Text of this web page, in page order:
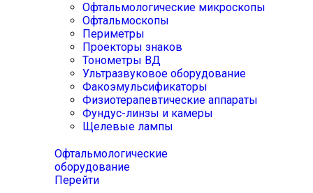
Офтальмологические микроскопы
Офтальмоскопы
Периметры
Проекторы знаков
Тонометры ВД
Ультразвуковое оборудование
Факоэмульсификаторы
Физиотерапевтические аппараты
Фундус-линзы и камеры
Щелевые лампы
Офтальмологические
оборудование
Перейти